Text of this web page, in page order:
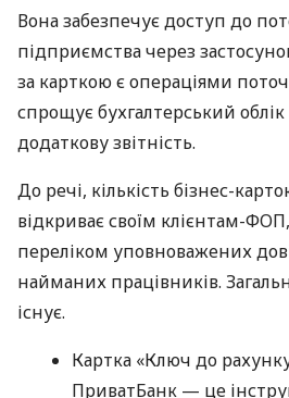
Вона забезпечує доступ до
підприємства через
за карткою є операціями
спрощує бухгалтерський
додаткову звітність.
До речі, кількість бізнес-
відкриває своїм клієнтам-
переліком уповноважених
найманих працівників.
існує.
Картка «Ключ до
ПриватБанк — це